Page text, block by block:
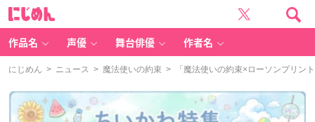
作品名 声優 舞台俳優 作者名
にじめん > ニュース > 魔法使いの約束 > 「魔法使いの約束×ローソンプリン